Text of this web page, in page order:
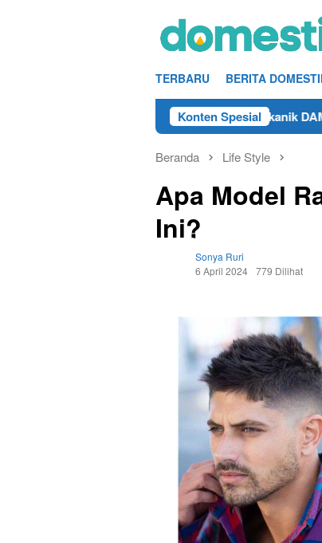
TERBARU BERITA
Konten Spesial
Info Kerja Teknisi/Mekanik DAMRI Lulusan
Beranda Life Style
Apa Model
Ini?
Sonya Ruri
6 April 2024 779 Dilihat